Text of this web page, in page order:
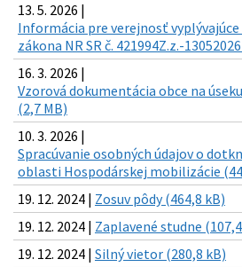
13. 5. 2026 |
Informácia pre verejnosť vyplývajúce
zákona NR SR č. 421994Z.z.-
16. 3. 2026 |
Vzorová dokumentácia obce na
(2,7 MB)
10. 3. 2026 |
Spracúvanie osobných údajov o
oblasti Hospodárskej mobilizácie
19. 12. 2024 | Zosuv pôdy (464,8 kB)
19. 12. 2024 | Zaplavené studne
19. 12. 2024 | Silný vietor (280,8 kB)